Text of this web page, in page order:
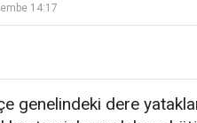
14:17
genelindeki dere